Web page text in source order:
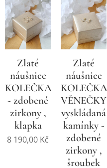
Zlaté
náušnice
KOLEČKA
- zdobené
zirkony ,
klapka
8 190,00 Kč
Zlaté
náušnice
KOLEČKA,
VĚNEČKY
vyskládaná
kamínky -
zdobené
zirkony ,
šroubek